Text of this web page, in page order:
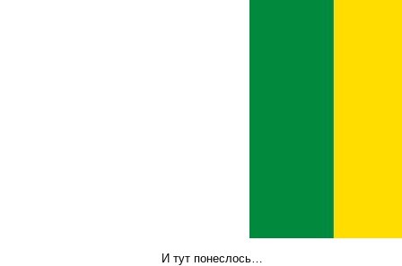
И тут понеслось…